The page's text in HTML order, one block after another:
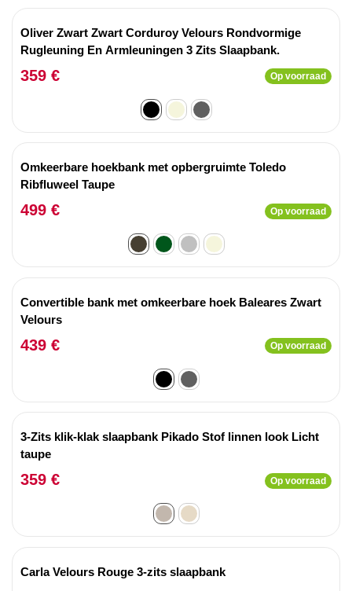
Oliver Zwart Zwart Corduroy Velours Rondvormige
Rugleuning En Armleuningen 3 Zits Slaapbank.
359 € Op voorraad
Omkeerbare hoekbank met opbergruimte Toledo
Ribfluweel Taupe
499 € Op voorraad
Convertible bank met omkeerbare hoek Baleares Zwart
Velours
439 € Op voorraad
3-Zits klik-klak slaapbank Pikado Stof linnen look Licht
taupe
359 € Op voorraad
Carla Velours Rouge 3-zits slaapbank